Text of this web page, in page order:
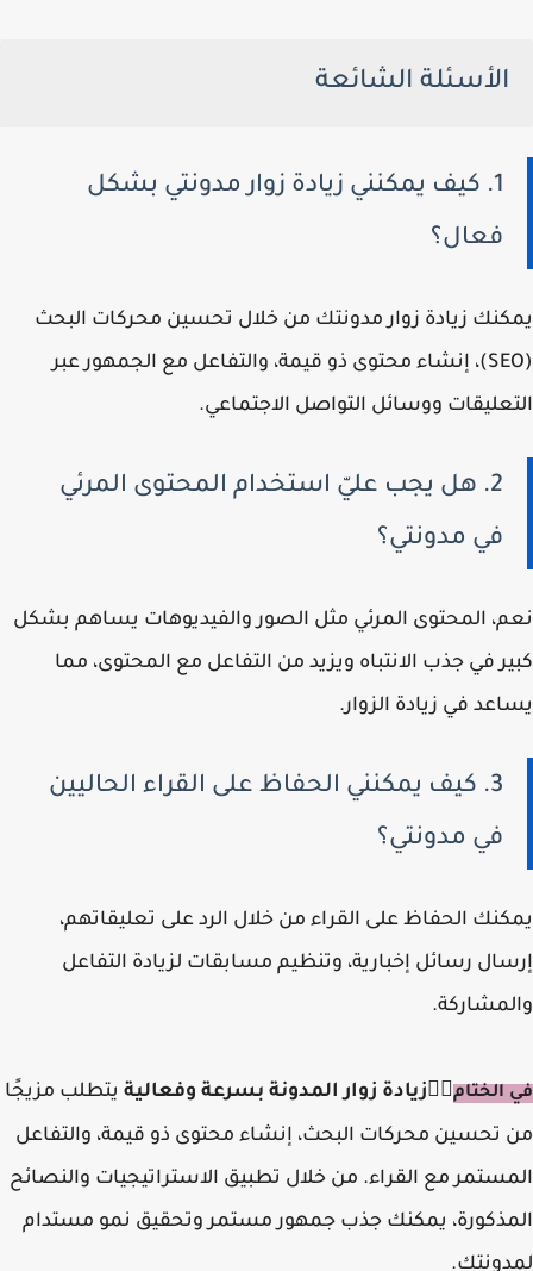
الأسئلة الشائعة
1. كيف يمكنني زيادة زوار مدونتي بشكل
فعال؟
يمكنك زيادة زوار مدونتك من خلال تحسين محركات البحث
(SEO)، إنشاء محتوى ذو قيمة، والتفاعل مع الجمهور عبر
التعليقات ووسائل التواصل الاجتماعي.
2. هل يجب عليّ استخدام المحتوى المرئي
في مدونتي؟
نعم، المحتوى المرئي مثل الصور والفيديوهات يساهم بشكل
كبير في جذب الانتباه ويزيد من التفاعل مع المحتوى، مما
يساعد في زيادة الزوار.
3. كيف يمكنني الحفاظ على القراء الحاليين
في مدونتي؟
يمكنك الحفاظ على القراء من خلال الرد على تعليقاتهم،
إرسال رسائل إخبارية، وتنظيم مسابقات لزيادة التفاعل
والمشاركة.
في الختام✍🏻زيادة زوار المدونة بسرعة وفعالية يتطلب مزيجًا
من تحسين محركات البحث، إنشاء محتوى ذو قيمة، والتفاعل
المستمر مع القراء. من خلال تطبيق الاستراتيجيات والنصائح
المذكورة، يمكنك جذب جمهور مستمر وتحقيق نمو مستدام
لمدونتك.